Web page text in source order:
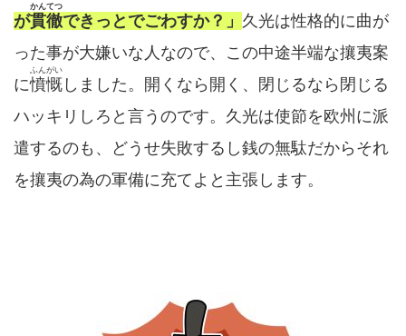
が貫徹
かんてつ
できっとでごわすか？」 久光は性格的に曲が
った事が大嫌いな人なので、この中途半端な攘夷案
に憤慨
ふんがい
しました。開くなら開く、閉じるなら閉じる
ハッキリしろと言うのです。久光は使節を欧州に派
遣するのも、どうせ失敗するし銭の無駄だからそれ
を攘夷の為の軍備に充てよと主張します。